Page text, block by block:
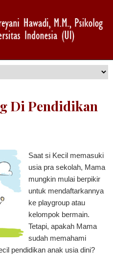
Di Pendidikan
Saat si Kecil memasuki
usia pra sekolah, Mama
mungkin mulai berpikir
untuk mendaftarkannya
ke playgroup atau
kelompok bermain.
Tetapi, apakah Mama
sudah memahami
pendidikan anak usia dini?